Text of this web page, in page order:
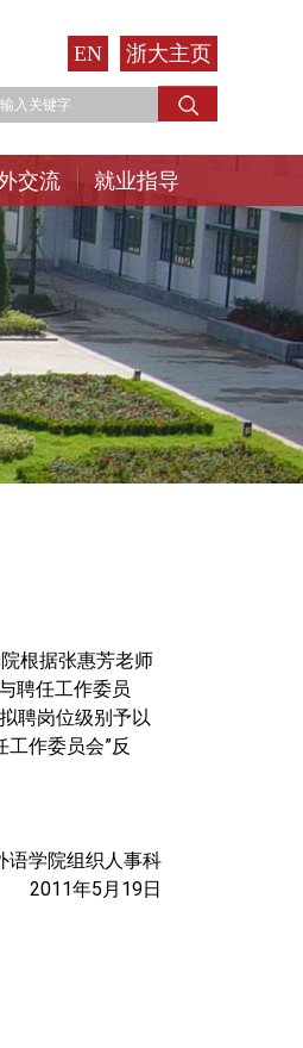
EN 浙大主页
交流 就业指导
根据张惠芳老师
聘任工作委员
聘岗位级别予以
工作委员会”反
语学院组织人事科
2011年5月19日